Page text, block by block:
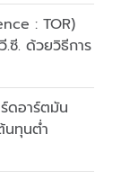
: TOR)
.ซี. ด้วยวิธีการ
ดอาร์ตมัน
นทุนต่ำ